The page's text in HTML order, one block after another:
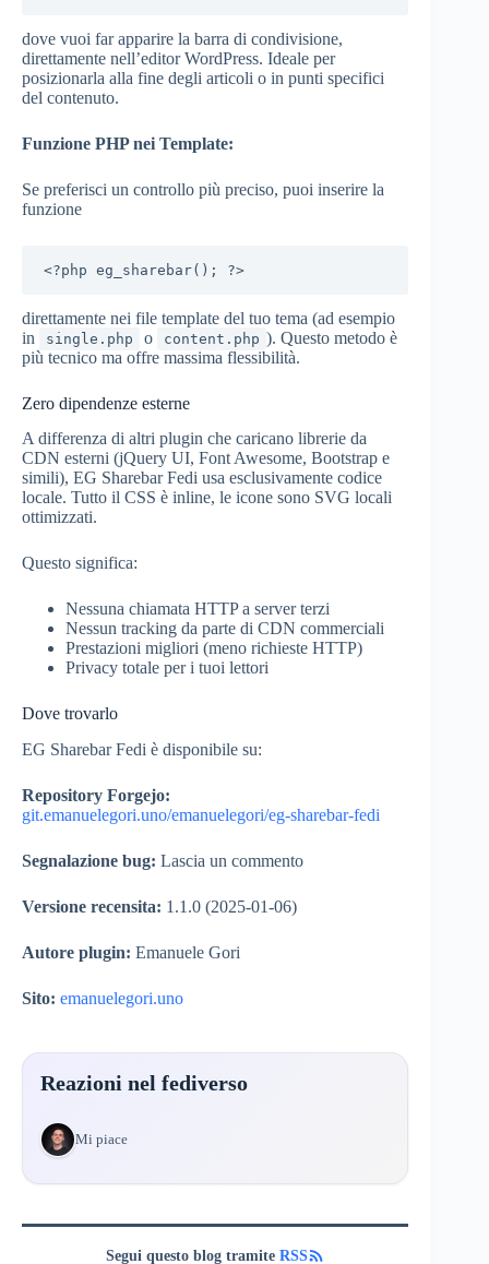
dove vuoi far apparire la barra di condivisione,
direttamente nell’editor WordPress. Ideale per
posizionarla alla fine degli articoli o in punti specifici
del contenuto.
Funzione PHP nei Template:
Se preferisci un controllo più preciso, puoi inserire la
funzione
<?php eg_sharebar(); ?>
direttamente nei file template del tuo tema (ad esempio
in
single.php o content.php ). Questo metodo è
più tecnico ma offre massima flessibilità.
Zero dipendenze esterne
A differenza di altri plugin che caricano librerie da
CDN esterni (jQuery UI, Font Awesome, Bootstrap e
simili), EG Sharebar Fedi usa esclusivamente codice
locale. Tutto il CSS è inline, le icone sono SVG locali
ottimizzati.
Questo significa:
Nessuna chiamata HTTP a server terzi
Nessun tracking da parte di CDN commerciali
Prestazioni migliori (meno richieste HTTP)
Privacy totale per i tuoi lettori
Dove trovarlo
EG Sharebar Fedi è disponibile su:
Repository Forgejo:
git.emanuelegori.uno/emanuelegori/eg-sharebar-fedi
Segnalazione bug: Lascia un commento
Versione recensita: 1.1.0 (2025-01-06)
Autore plugin: Emanuele Gori
Sito: emanuelegori.uno
Reazioni nel fediverso
1 Mi piace
Segui questo blog tramiteRSS